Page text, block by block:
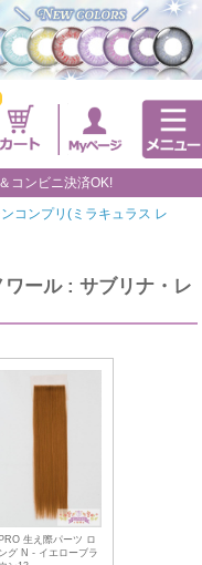
コンビニ決済OK!
コンプリ(ミラキュラス レ
ワール : サブリナ・レ
PRO 生え際パーツ ロ
ング N - イエローブラ